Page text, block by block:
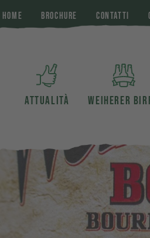
HOME BROCHURE CONTATTI
ATTUALITÀ WEIHERER